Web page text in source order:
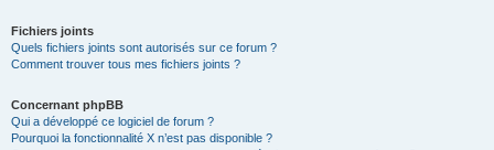
Fichiers joints
Quels fichiers joints sont autorisés sur ce forum ?
Comment trouver tous mes fichiers joints ?
Concernant phpBB
Qui a développé ce logiciel de forum ?
Pourquoi la fonctionnalité X n’est pas disponible ?